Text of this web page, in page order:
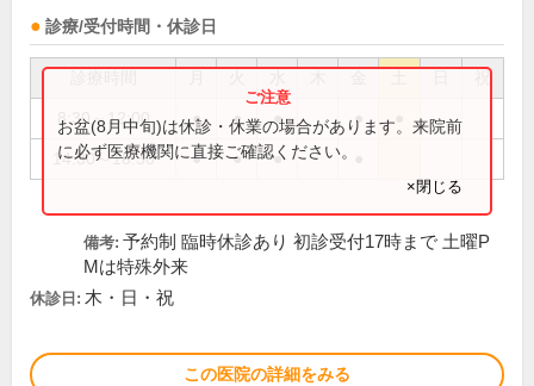
診療/受付時間・休診日
祝
8:30～12:00 ● ● ● ●
14:30～18:30 ● ● ●
お盆(8月中旬)は休診・休業の場合があります。来院前
に必ず医療機関に直接ご確認ください。
×閉じる
備考: 予約制 臨時休診あり 初診受付17時まで 土曜P
Mは特殊外来
休診日: 木・日・祝
この医院の詳細をみる